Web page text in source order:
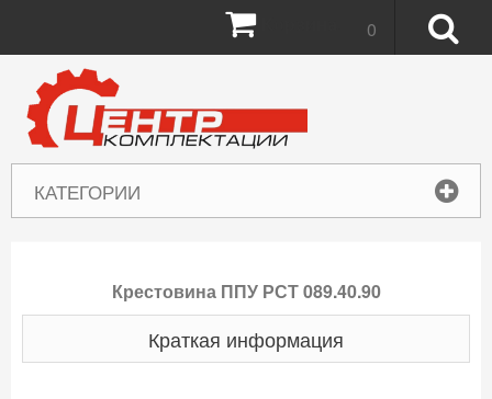
КАТЕГОРИИ
0
Крестовина ППУ РСТ 089.40.90
Краткая информация